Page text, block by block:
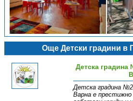
Още Детски градини в
Детска
Детска градина
Варна е престижно